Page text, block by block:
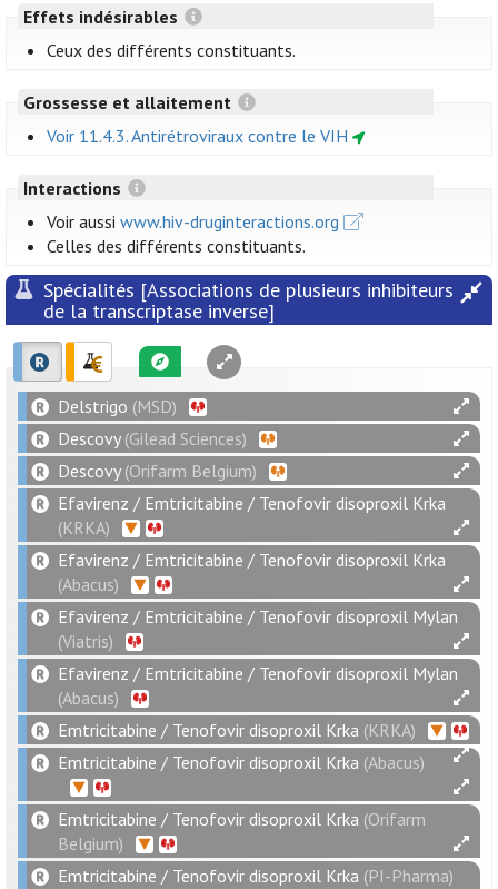
Effets indésirables
Ceux des différents constituants.
Grossesse et allaitement
Voir 11.4.3. Antirétroviraux contre le VIH
Interactions
Voir aussiwww.hiv-druginteractions.org
Celles des différents constituants.
Spécialités [Associations de plusieurs inhibiteurs
de la transcriptase inverse]
Delstrigo (MSD)
Descovy(Gilead Sciences)
Descovy(Orifarm Belgium)
Efavirenz / Emtricitabine / Tenofovir disoproxil Krka
(KRKA)
Efavirenz / Emtricitabine / Tenofovir disoproxil Krka
(Abacus)
Efavirenz / Emtricitabine / Tenofovir disoproxil Mylan
(Viatris)
Efavirenz / Emtricitabine / Tenofovir disoproxil Mylan
(Abacus)
Emtricitabine / Tenofovir disoproxil Krka (KRKA)
Emtricitabine / Tenofovir disoproxil Krka (Abacus)
Emtricitabine / Tenofovir disoproxil Krka (Orifarm
Belgium)
Emtricitabine / Tenofovir disoproxil Krka (PI-Pharma)